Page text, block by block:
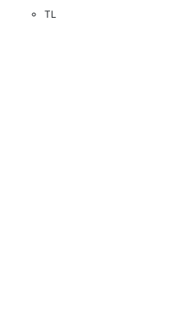
TL